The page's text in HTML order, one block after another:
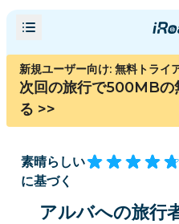
新規ユーザー向け: 無料トライ
次回の旅行で500MBの
る >>
素晴らしい
に基づく
アルバへの旅行